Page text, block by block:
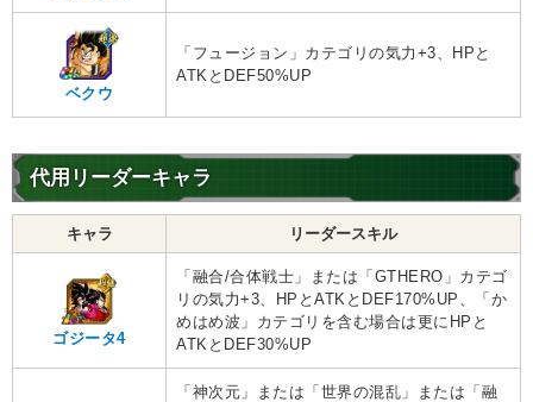
ベクウ
「フュージョン」カテゴリの気力+3、HPと
ATKとDEF50%UP
代用リーダーキャラ
キャラ リーダースキル
ゴジータ4
「融合/合体戦士」または「GTHERO」カテゴ
リの気力+3、HPとATKとDEF170%UP、「か
めはめ波」カテゴリを含む場合は更にHPと
ATKとDEF30%UP
「神次元」または「世界の混乱」または「融